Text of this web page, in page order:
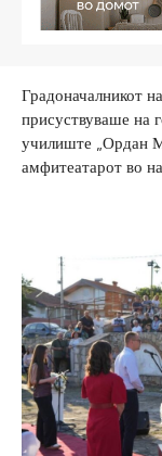
Градоначалникот
присуствуваше на
училиште „Ордан
амфитеатарот во